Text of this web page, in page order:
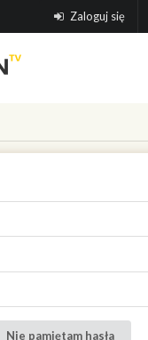
Zaloguj się
Nie pamiętam hasła